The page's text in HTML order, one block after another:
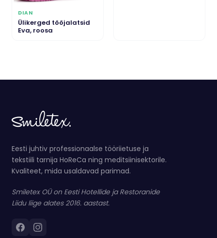
DIAN
Ülikerged tööjalatsid
Eva, roosa
Eesti juhtiv professionaalse tööriietuse ja
tekstiili tarnija HoReCa ning meditsiinisektorile.
Kvaliteet, mida usaldavad parimad.
Smiletex OÜ on Eesti Hotellide ja Restoranide
Liidu liige alates 2016. aastast.